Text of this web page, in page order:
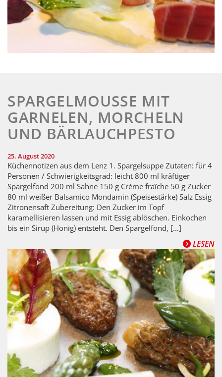
SPARGELMOUSSE MIT
GARNELEN, MORCHELN
UND BÄRLAUCHPESTO
25. August 2020
Küchennotizen aus dem Lenz 1. Spargelsuppe Zutaten: für 4
Personen / Schwierigkeitsgrad: leicht 800 ml kräftiger
Spargelfond 200 ml Sahne 150 g Crème fraîche 50 g Zucker
80 ml weißer Balsamico Mondamin (Speisestärke) Salz Essig
Zitronensaft Zubereitung: Den Zucker im Topf
karamellisieren lassen und mit Essig ablöschen. Einkochen
bis ein Sirup (Honig) entsteht. Den Spargelfond, […]
LESEN